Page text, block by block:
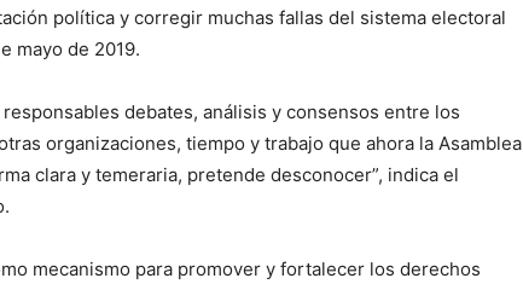
política y corregir muchas fallas del sistema electoral
mayo de 2019.
debates, análisis y consensos entre los
organizaciones, tiempo y trabajo que ahora la Asamblea
clara y temeraria, pretende desconocer”, indica el
mecanismo para promover y fortalecer los derechos